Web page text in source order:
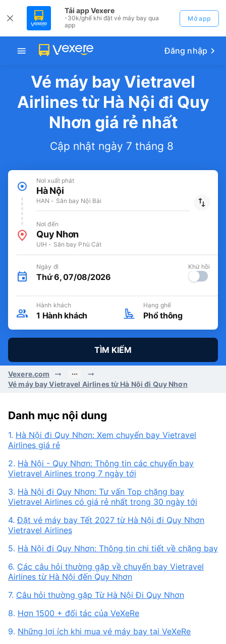
Tải app Vexere
-30k/ghế khi đặt vé máy bay qua
app
Mở app
Đăng nhập
Vé máy bay Vietravel
Airlines từ Hà Nội đi Quy
Nhơn giá rẻ nhất
Cập nhật ngày 7 tháng 8
Nơi xuất phát
Hà Nội
HAN - Sân bay Nội Bài
Nơi đến
Quy Nhơn
UIH - Sân bay Phù Cát
Ngày đi
Thứ 6, 07/08/2026
Khứ hồi
Hành khách
1 Hành khách
Hạng ghế
Phổ thông
TÌM KIẾM
Vexere.com
Vé máy bay Vietravel Airlines từ Hà Nội đi Quy Nhơn
Danh mục nội dung
1. Hà Nội đi Quy Nhơn: Xem chuyến bay Vietravel
Airlines giá rẻ
2. Hà Nội - Quy Nhơn: Thông tin các chuyến bay
Vietravel Airlines trong 7 ngày tới
3. Hà Nội đi Quy Nhơn: Tư vấn Top chặng bay
Vietravel Airlines có giá rẻ nhất trong 30 ngày tới
4.Đặt vé máy bay Tết 2027 từ Hà Nội đi Quy Nhơn
Vietravel Airlines
5. Hà Nội đi Quy Nhơn: Thông tin chi tiết về chặng bay
6. Các câu hỏi thường gặp về chuyến bay Vietravel
Airlines từ Hà Nội đến Quy Nhơn
7. Câu hỏi thường gặp Từ Hà Nội Đi Quy Nhơn
8. Hơn 1500 + đối tác của VeXeRe
9. Những lợi ích khi mua vé máy bay tại VeXeRe